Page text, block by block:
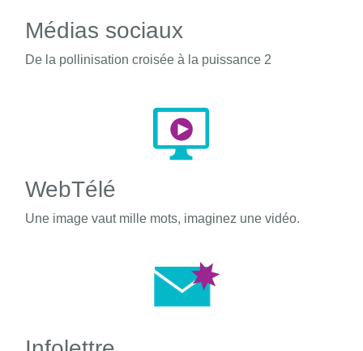
Médias sociaux
De la pollinisation croisée à la puissance 2
WebTélé
Une image vaut mille mots, imaginez une vidéo.